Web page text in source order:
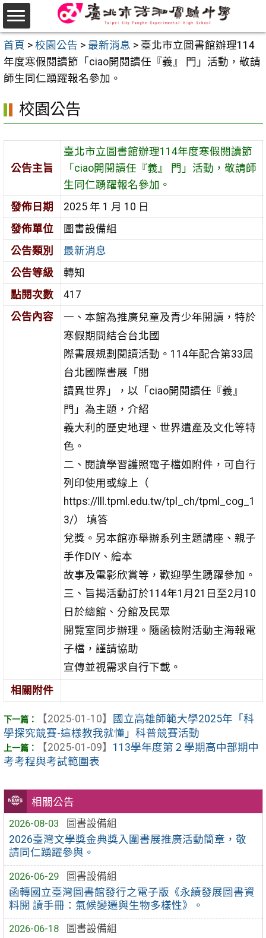
跳
至
主
要
內
首頁 > 校園公告 > 最新消息 > 臺北市立圖書館辦理114
年度寒假閱讀節「ciao開閱讀任『義』 門」活動，敬請
師生同仁踴躍報名參加。
相關公告
2026-08-03
圖書設備組
2026臺灣文學獎金典獎入圍書展推廣活動簡章，敬
請同仁踴躍參與。
2026-06-29
圖書設備組
函轉國立臺灣圖書館發行之電子版《永續發展圖書資
料閱 讀手冊：氣候變遷與生物多樣性》。
2026-06-18
圖書設備組
校園公告
公告主旨
臺北市立圖書館辦理114年度寒假閱讀節
「ciao開閱讀任『義』 門」活動，敬請師
生同仁踴躍報名參加。
發佈日期
2025 年 1 月 10 日
發佈單位
圖書設備組
公告類別
最新消息
公告等級
轉知
點閱次數
417
公告內容
一、本館為推廣兒童及青少年閱讀，特於
寒假期間結合台北國
際書展規劃閱讀活動。114年配合第33屆
台北國際書展「閱
讀異世界」，以「ciao開閱讀任『義』
門」為主題，介紹
義大利的歷史地理、世界遺產及文化等特
色。
二、閱讀學習護照電子檔如附件，可自行
列印使用或線上（
https://lll.tpml.edu.tw/tpl_ch/tpml_cog_1
3/） 填答
兌獎。另本館亦舉辦系列主題講座、親子
手作DIY、繪本
故事及電影欣賞等，歡迎學生踴躍參加。
三、旨揭活動訂於114年1月21日至2月10
日於總館、分館及民眾
閱覽室同步辦理。隨函檢附活動主海報電
子檔，謹請協助
宣傳並視需求自行下載。
相關附件
【2025-01-10】
國立高雄師範大學2025年「科
學探究競賽-這樣教我就懂」科普競賽活動
【2025-01-09】 113學年度第２學期高中部期中
考考程與考試範圍表
選
單